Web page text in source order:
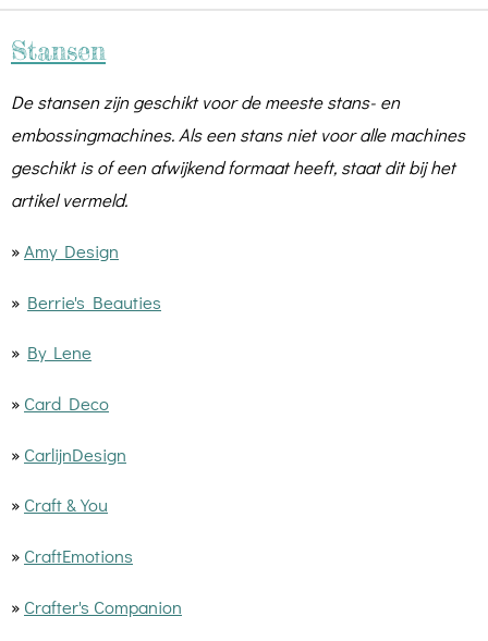
Stansen
De stansen zijn geschikt voor de meeste stans- en
embossingmachines. Als een stans niet voor alle machines
geschikt is of een afwijkend formaat heeft, staat dit bij het
artikel vermeld.
»Amy Design
» Berrie's Beauties
» By Lene
» Card Deco
» CarlijnDesign
» Craft & You
» CraftEmotions
» Crafter's Companion